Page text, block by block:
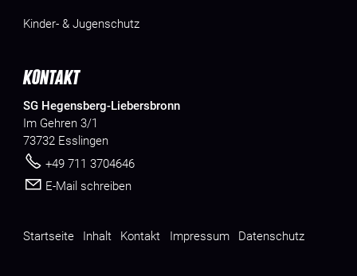
Kinder- & Jugenschutz
KONTAKT
SG Hegensberg-Liebersbronn
Im Gehren 3/1
73732 Esslingen
+49 711 3704646
E-Mail schreiben
Startseite Inhalt Kontakt Impressum Datenschutz